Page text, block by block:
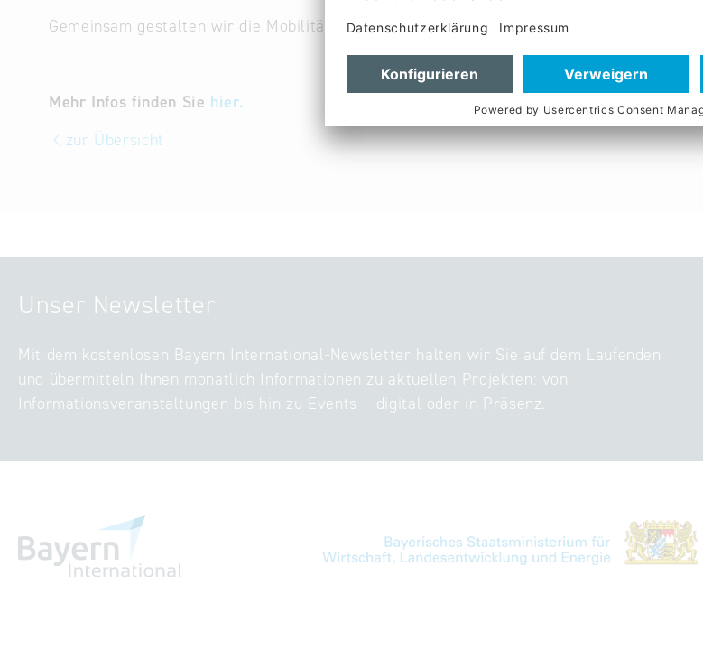
Gemeinsam gestalten wir die Mobilität von morgen – seien Sie dabei!
Mehr Infos finden Sie hier.
zur Übersicht
Unser Newsletter
Mit dem kostenlosen Bayern International-Newsletter halten wir Sie auf dem Laufenden
und übermitteln Ihnen monatlich Informationen zu aktuellen Projekten: von
Informationsveranstaltungen bis hin zu Events – digital oder in Präsenz.